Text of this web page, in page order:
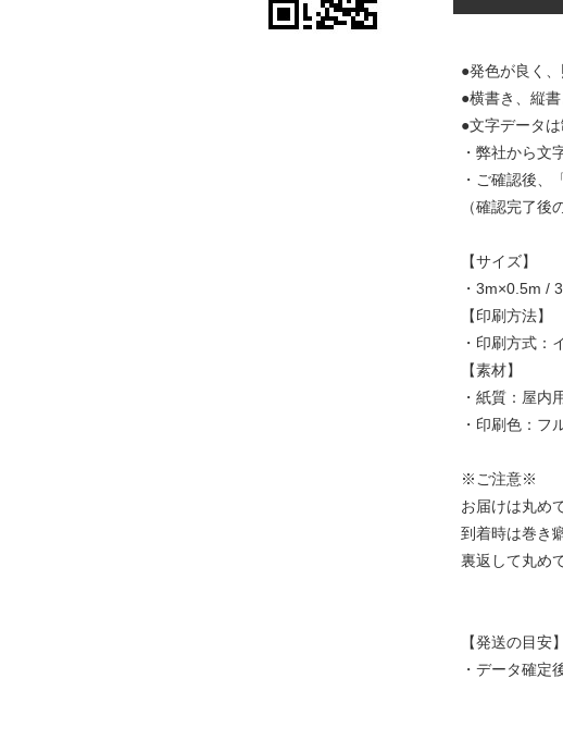
●発色が良く
●横書き、縦
●文字データ
・弊社から文
・ご確認後、
（確認完了後
【サイズ】
・3m×0.5m /
【印刷方法】
・印刷方式：
【素材】
・紙質：屋内
・印刷色：フ
※ご注意※
お届けは丸め
到着時は巻き
裏返して丸め
【発送の目安】
・データ確定